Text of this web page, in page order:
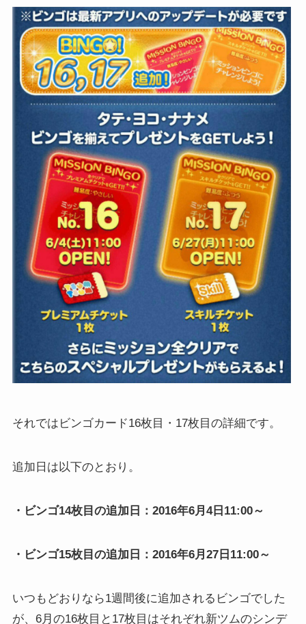
それではビンゴカード16枚目・17枚目の詳細です。
追加日は以下のとおり。
・ビンゴ14枚目の追加日：2016年6月4日11:00～
・ビンゴ15枚目の追加日：2016年6月27日11:00～
いつもどおりなら1週間後に追加されるビンゴでした
が、6月の16枚目と17枚目はそれぞれ新ツムのシンデ